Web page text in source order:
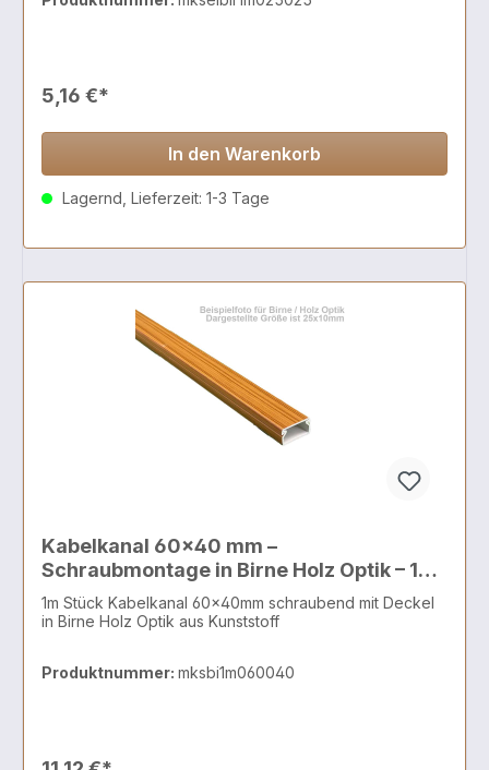
5,16 €*
In den Warenkorb
Lagernd, Lieferzeit: 1-3 Tage
Kabelkanal 60x40 mm –
Schraubmontage in Birne Holz Optik – 1
Meter
1m Stück Kabelkanal 60x40mm schraubend mit Deckel
in Birne Holz Optik aus Kunststoff
Produktnummer: mksbi1m060040